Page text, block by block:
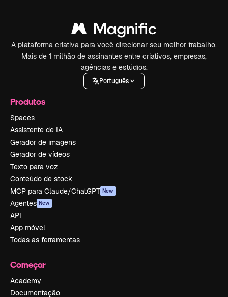
A plataforma criativa para você direcionar seu melhor trabalho.
Mais de 1 milhão de assinantes entre criativos, empresas,
agências e estúdios.
Português
Produtos
Spaces
Assistente de IA
Gerador de imagens
Gerador de vídeos
Texto para voz
Conteúdo de stock
MCP para Claude/ChatGPT New
Agentes New
API
App móvel
Todas as ferramentas
Começar
Academy
Documentação